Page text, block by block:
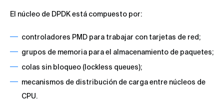
El núcleo de DPDK está compuesto por:
controladores PMD para trabajar con tarjetas de red;
grupos de memoria para el almacenamiento de paquetes;
colas sin bloqueo (lockless queues);
mecanismos de distribución de carga entre núcleos de
CPU.